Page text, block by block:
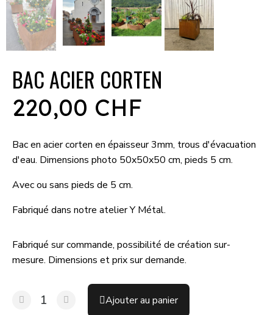
BAC ACIER CORTEN
220,00 CHF
Bac en acier corten en épaisseur 3mm, trous d'évacuation
d'eau. Dimensions photo 50x50x50 cm, pieds 5 cm.
Avec ou sans pieds de 5 cm.
Fabriqué dans notre atelier Y Métal.
Fabriqué sur commande, possibilité de création sur-
mesure. Dimensions et prix sur demande.
Ajouter au panier